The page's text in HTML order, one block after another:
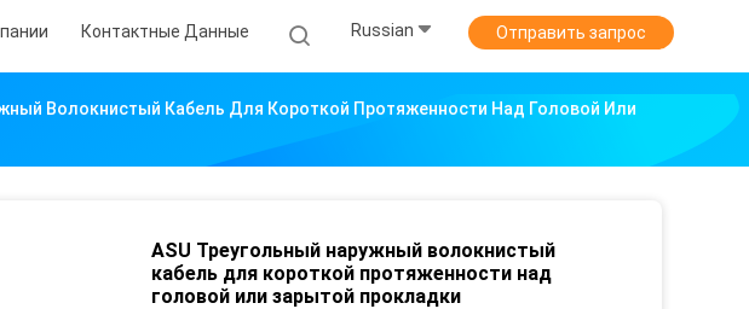
Контактные Данные Russian Отправить запрос
Волокнистый Кабель Для Короткой Протяженности Над Головой Или
ASU Треугольный наружный волокнистый
кабель для короткой протяженности над
головой или зарытой прокладки